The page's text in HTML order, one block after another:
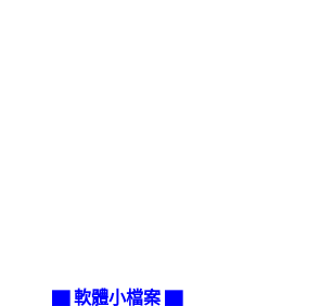
▇ 軟體小檔案 ▇